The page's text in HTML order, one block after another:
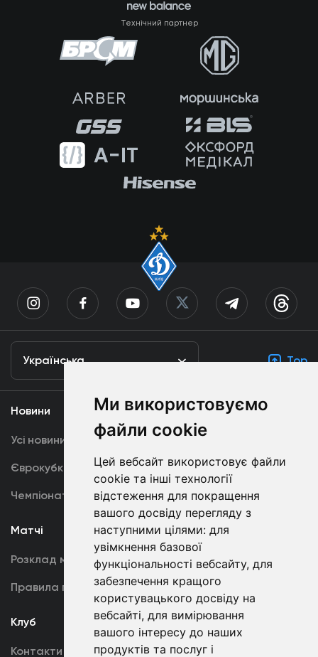
Ми використовуємо
файли cookie
Цей вебсайт використовує файли
cookie та інші технології
відстеження для покращення
вашого досвіду перегляду з
наступними цілями: для
увімкнення базової
функціональності вебсайту, для
забезпечення кращого
користувацького досвіду на
вебсайті, для вимірювання
вашого інтересу до наших
продуктів та послуг і
Технічний партнер
Українська Top
Новини
Усі новини
Єврокубки
Чемпіонат України
Медіа
Динамо TV
Фотогалерея
Акредитація
Матчі
Розклад матчів
Правила поведінки
Команда
Перша команда
U19
Клуб
Контакти